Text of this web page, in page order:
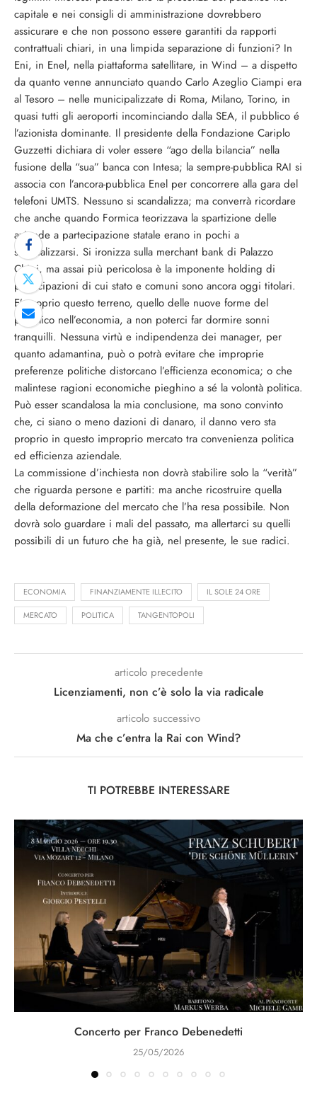
capitale e nei consigli di amministrazione dovrebbero
assicurare e che non possono essere garantiti da rapporti
contrattuali chiari, in una limpida separazione di funzioni? In
Eni, in Enel, nella piattaforma satellitare, in Wind – a dispetto
da quanto venne annunciato quando Carlo Azeglio Ciampi era
al Tesoro – nelle municipalizzate di Roma, Milano, Torino, in
quasi tutti gli aeroporti incominciando dalla SEA, il pubblico é
l’azionista dominante. Il presidente della Fondazione Cariplo
Guzzetti dichiara di voler essere “ago della bilancia” nella
fusione della “sua” banca con Intesa; la sempre-pubblica RAI si
associa con l’ancora-pubblica Enel per concorrere alla gara del
telefoni UMTS. Nessuno si scandalizza; ma converrà ricordare
che anche quando Formica teorizzava la spartizione delle
aziende a partecipazione statale erano in pochi a
scandalizzarsi. Si ironizza sulla merchant bank di Palazzo
Chigi, ma assai più pericolosa è la imponente holding di
partecipazioni di cui stato e comuni sono ancora oggi titolari.
E’ proprio questo terreno, quello delle nuove forme del
pubblico nell’economia, a non poterci far dormire sonni
tranquilli. Nessuna virtù e indipendenza dei manager, per
quanto adamantina, può o potrà evitare che improprie
preferenze politiche distorcano l’efficienza economica; o che
malintese ragioni economiche pieghino a sé la volontà politica.
Può esser scandalosa la mia conclusione, ma sono convinto
che, ci siano o meno dazioni di danaro, il danno vero sta
proprio in questo improprio mercato tra convenienza politica
ed efficienza aziendale.
La commissione d’inchiesta non dovrà stabilire solo la “verità”
che riguarda persone e partiti: ma anche ricostruire quella
della deformazione del mercato che l’ha resa possibile. Non
dovrà solo guardare i mali del passato, ma allertarci su quelli
possibili di un futuro che ha già, nel presente, le sue radici.
ECONOMIA FINANZIAMENTE ILLECITO IL SOLE 24 ORE
MERCATO POLITICA TANGENTOPOLI
articolo precedente
Licenziamenti, non c’è solo la via radicale
articolo successivo
Ma che c’entra la Rai con Wind?
TI POTREBBE INTERESSARE
Concerto per Franco Debenedetti
25/05/2026